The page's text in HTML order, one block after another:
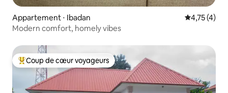
Appartement ⋅ Ibadan Évaluation
4,75 (4)
Modern comfort, homely vibes
Coups de cœur voyageurs les plus appréciés
Coup de cœur voyageurs